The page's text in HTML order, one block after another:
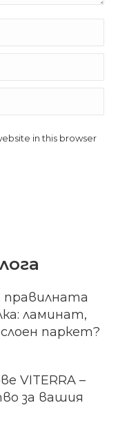
in this browser
правилната
ламинат,
паркет?
VITERRA –
за вашия